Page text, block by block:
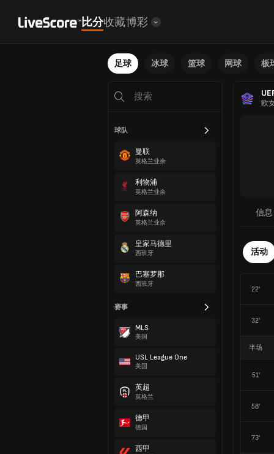
比分收藏博彩
足球 冰球 篮球 网球 板
球队
曼联
英格兰业余
利物浦
英格兰业余
阿森纳
英格兰业余
皇家马德里
西班牙
巴塞罗那
西班牙
赛事
MLS
美国
USL League One
美国
英超
英格兰
德甲
德国
西甲
欧
信息
活动
22'
32'
半场
51'
58'
73'